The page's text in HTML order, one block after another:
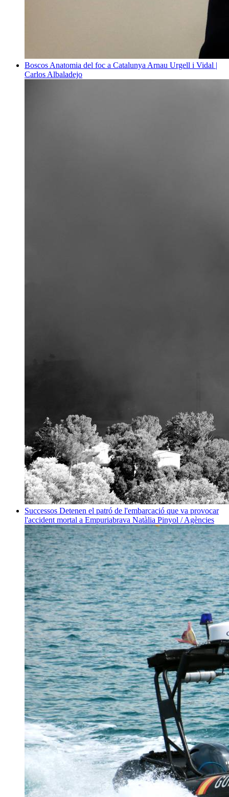
Boscos Anatomia del foc a Catalunya Arnau Urgell i Vidal |
Carlos Albaladejo
Successos Detenen el patró de l'embarcació que va provocar
l'accident mortal a Empuriabrava Natàlia Pinyol / Agències